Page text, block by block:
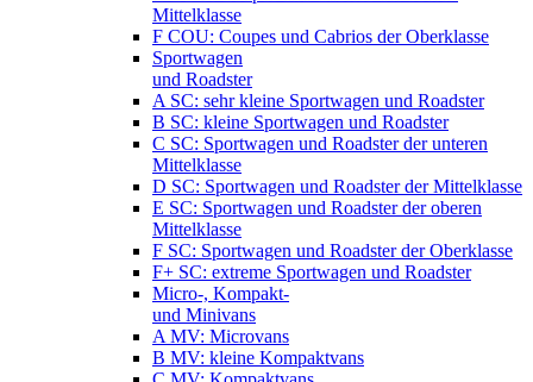
Mittelklasse
F COU: Coupes und Cabrios der Oberklasse
Sportwagen
und Roadster
A SC: sehr kleine Sportwagen und Roadster
B SC: kleine Sportwagen und Roadster
C SC: Sportwagen und Roadster der unteren
Mittelklasse
D SC: Sportwagen und Roadster der Mittelklasse
E SC: Sportwagen und Roadster der oberen
Mittelklasse
F SC: Sportwagen und Roadster der Oberklasse
F+ SC: extreme Sportwagen und Roadster
Micro-, Kompakt-
und Minivans
A MV: Microvans
B MV: kleine Kompaktvans